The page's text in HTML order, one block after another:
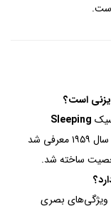
است؟
Sleeping
(زیبای خفته) است که نخستین بار در سال ۱۹۵۹ معرفی شد
ساخته شد.
ویژگی‌های بصری